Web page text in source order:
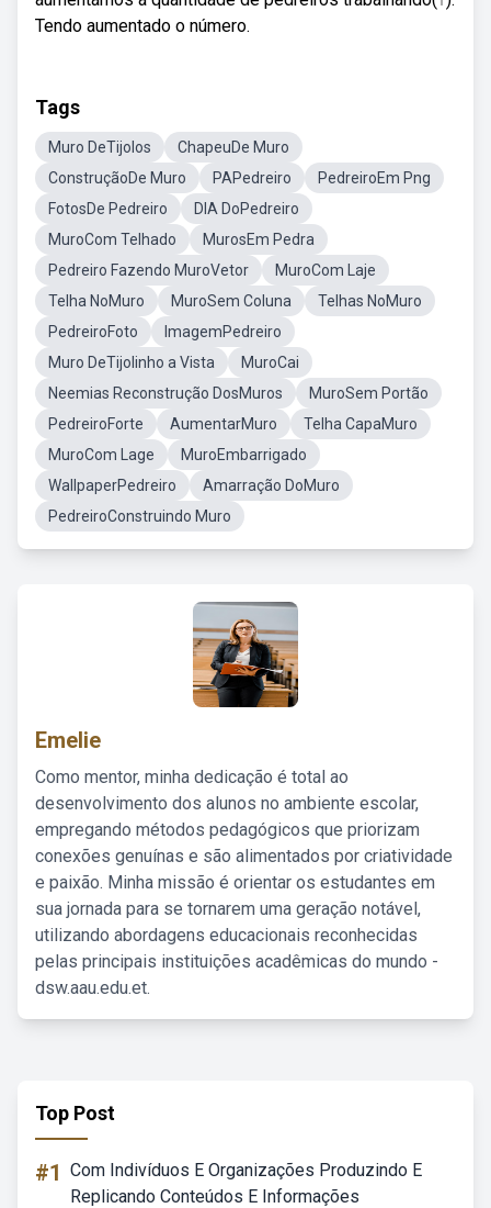
Tendo aumentado o número.
Tags
Muro DeTijolos
ChapeuDe Muro
ConstruçãoDe Muro
PAPedreiro
PedreiroEm Png
FotosDe Pedreiro
DIA DoPedreiro
MuroCom Telhado
MurosEm Pedra
Pedreiro Fazendo MuroVetor
MuroCom Laje
Telha NoMuro
MuroSem Coluna
Telhas NoMuro
PedreiroFoto
ImagemPedreiro
Muro DeTijolinho a Vista
MuroCai
Neemias Reconstrução DosMuros
MuroSem Portão
PedreiroForte
AumentarMuro
Telha CapaMuro
MuroCom Lage
MuroEmbarrigado
WallpaperPedreiro
Amarração DoMuro
PedreiroConstruindo Muro
Emelie
Como mentor, minha dedicação é total ao
desenvolvimento dos alunos no ambiente escolar,
empregando métodos pedagógicos que priorizam
conexões genuínas e são alimentados por criatividade
e paixão. Minha missão é orientar os estudantes em
sua jornada para se tornarem uma geração notável,
utilizando abordagens educacionais reconhecidas
pelas principais instituições acadêmicas do mundo -
dsw.aau.edu.et.
Top Post
#1 Com Indivíduos E Organizações Produzindo E
Replicando Conteúdos E Informações